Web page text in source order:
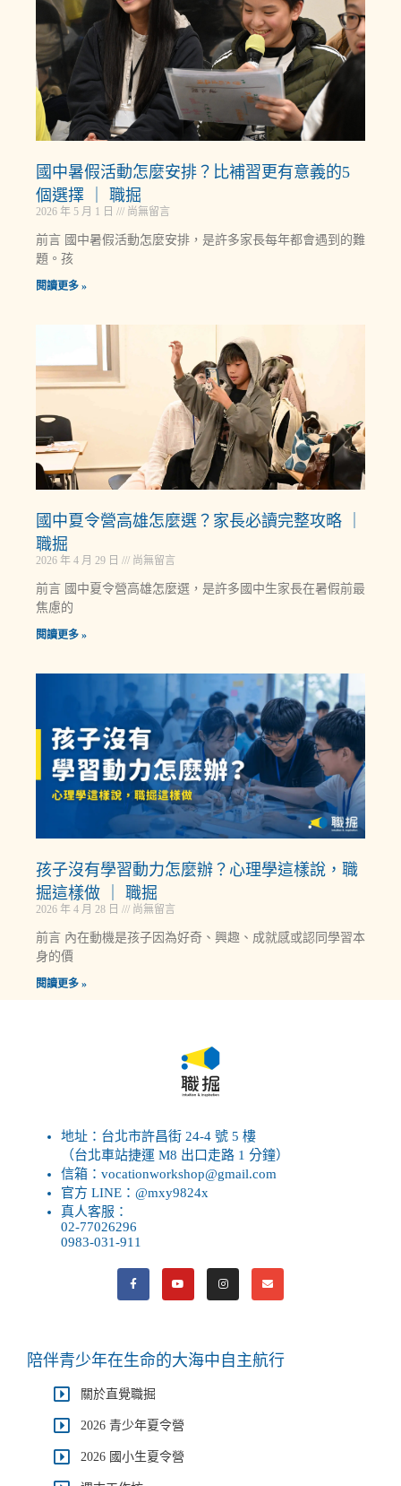
國中暑假活動怎麼安排？比補習更有意義的5
個選擇 ｜ 職掘
2026 年 5 月 1 日 尚無留言
前言 國中暑假活動怎麼安排，是許多家長每年都會遇到的難
題。孩
閱讀更多 »
國中夏令營高雄怎麼選？家長必讀完整攻略 ｜
職掘
2026 年 4 月 29 日 尚無留言
前言 國中夏令營高雄怎麼選，是許多國中生家長在暑假前最
焦慮的
閱讀更多 »
孩子沒有學習動力怎麼辦？心理學這樣說，職
掘這樣做 ｜ 職掘
2026 年 4 月 28 日 尚無留言
前言 內在動機是孩子因為好奇、興趣、成就感或認同學習本
身的價
閱讀更多 »
地址：台北市許昌街 24-4 號 5 樓
（台北車站捷運 M8 出口走路 1 分鐘）
信箱：vocationworkshop@gmail.com
官方 LINE：@mxy9824x
真人客服：
02-77026296
0983-031-911
陪伴青少年在生命的大海中自主航行
關於直覺職掘
2026 青少年夏令營
2026 國小生夏令營